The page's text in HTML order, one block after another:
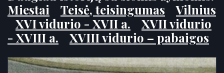
Miestai
Teisė, teisingumas
Vilnius
XVI vidurio - XVII a.
XVII vidurio
- XVIII a.
XVIII vidurio – pabaigos